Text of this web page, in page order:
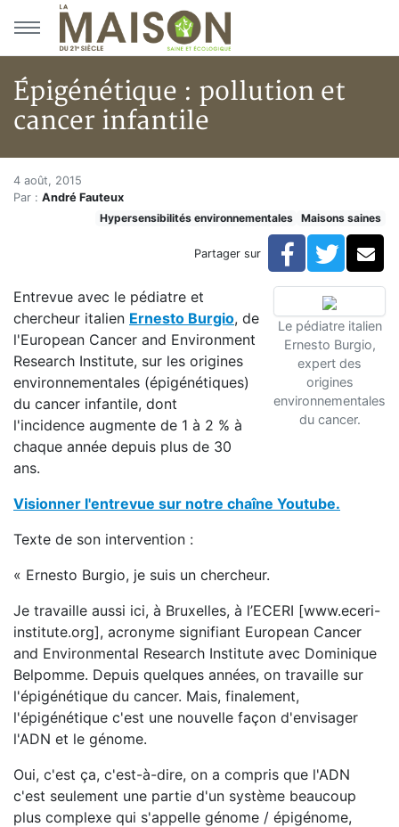
Aller au menu principal
Aller au contenu principal
Épigénétique : pollution et
cancer infantile
Accueil
Articles
Maisons saines
Hypersensibilités environnementales
Épigénétique : pollution et cancer infantile
Épigénétique : pollution et
4 août, 2015
Par : André Fauteux
Hypersensibilités environnementales
Maisons saines
Partager sur Facebook
Le pédiatre italien
Ernesto Burgio,
expert des
origines
environnementales
du cancer.
Entrevue avec le pédiatre et
chercheur italien Ernesto Burgio, de
l'European Cancer and Environment
Research Institute, sur les origines
environnementales (épigénétiques)
du cancer infantile, dont
l'incidence augmente de 1 à 2 % à
chaque année depuis plus de 30
ans.
Visionner l'entrevue sur notre chaîne Youtube.
Texte de son intervention :
« Ernesto Burgio, je suis un chercheur.
Je travaille aussi ici, à Bruxelles, à l’ECERI [www.eceri-
institute.org], acronyme signifiant European Cancer
and Environmental Research Institute avec Dominique
Belpomme. Depuis quelques années, on travaille sur
l'épigénétique du cancer. Mais, finalement,
l'épigénétique c'est une nouvelle façon d'envisager
l'ADN et le génome.
Oui, c'est ça, c'est-à-dire, on a compris que l'ADN
c'est seulement une partie d'un système beaucoup
plus complexe qui s'appelle génome / épigénome,